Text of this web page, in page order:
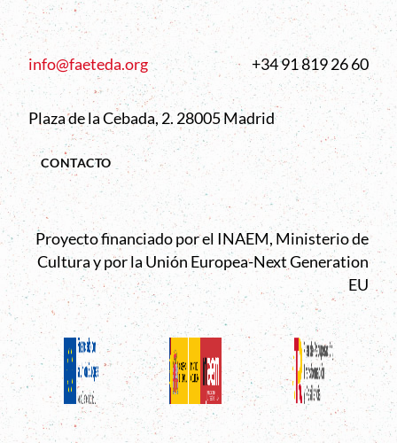
info@faeteda.org +34 91 819 26 60
Plaza de la Cebada, 2. 28005 Madrid
CONTACTO
Proyecto financiado por el INAEM, Ministerio de
Cultura y por la Unión Europea-Next Generation
EU